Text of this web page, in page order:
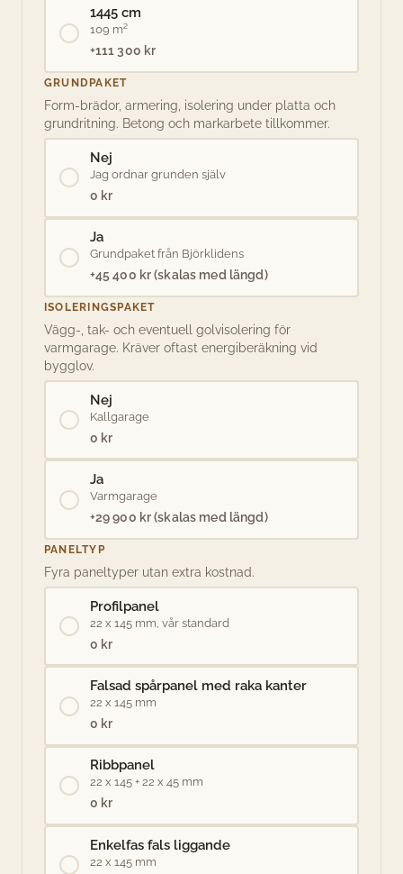
1445 cm
109 m²
+111 300 kr
GRUNDPAKET
Form-brädor, armering, isolering under platta och
grundritning. Betong och markarbete tillkommer.
Nej
Jag ordnar grunden själv
0 kr
Ja
Grundpaket från Björklidens
+45 400 kr (skalas med längd)
ISOLERINGSPAKET
Vägg-, tak- och eventuell golvisolering för
varmgarage. Kräver oftast energiberäkning vid
bygglov.
Nej
Kallgarage
0 kr
Ja
Varmgarage
+29 900 kr (skalas med längd)
PANELTYP
Fyra paneltyper utan extra kostnad.
Profilpanel
22 x 145 mm, vår standard
0 kr
Falsad spårpanel med raka kanter
22 x 145 mm
0 kr
Ribbpanel
22 x 145 + 22 x 45 mm
0 kr
Enkelfas fals liggande
22 x 145 mm